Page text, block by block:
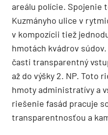
areálu polície. Spojenie
Kuzmányho ulice v
v kompozícii tiež
hmotách kvádrov
časti transparentný
až do výšky 2. NP. Toto
hmoty administratívy a
riešenie fasád pracuje
transparentnosťou a